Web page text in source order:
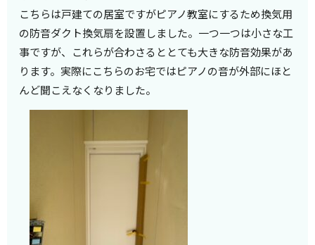
こちらは戸建ての居室ですがピアノ教室にするため換気用
の防音ダクト換気扇を設置しました。一つ一つは小さな工
事ですが、これらが合わさるととても大きな防音効果があ
ります。実際にこちらのお宅ではピアノの音が外部にほと
んど聞こえなくなりました。